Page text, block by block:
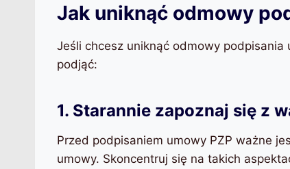
Jak uniknąć odmowy
Jeśli chcesz uniknąć odmowy
podjąć:
1. Starannie zapoznaj się z
Przed podpisaniem umowy PZP ważne
umowy. Skoncentruj się na takich